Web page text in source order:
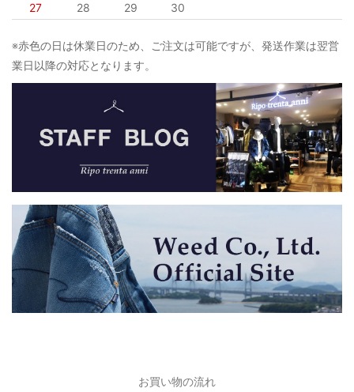
27
28 29 30
※赤色の日は休業日のため、ご注文は可能ですが、発送作業は翌営
業日以降の対応となります。
お買い物の流れ